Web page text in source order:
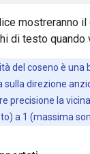
mostreranno
di testo quando
del coseno è
sulla direzione
precisione la
a 1 (massima